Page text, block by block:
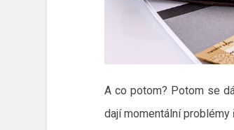
A co potom? Potom se
dají momentální